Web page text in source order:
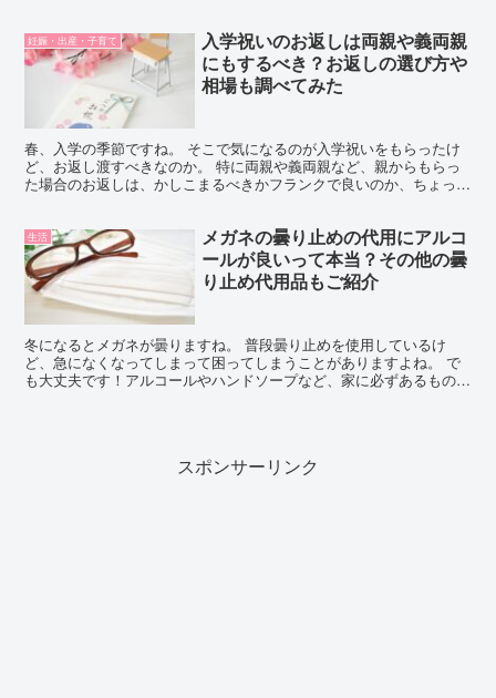
妊娠・出産・子育て
入学祝いのお返しは両親や義両親
にもするべき？お返しの選び方や
相場も調べてみた
春、入学の季節ですね。 そこで気になるのが入学祝いをもらったけ
ど、お返し渡すべきなのか。 特に両親や義両親など、親からもらっ
た場合のお返しは、かしこまるべきかフランクで良いのか、ちょっと
生活
メガネの曇り止めの代用にアルコ
ールが良いって本当？その他の曇
り止め代用品もご紹介
冬になるとメガネが曇りますね。 普段曇り止めを使用しているけ
ど、急になくなってしまって困ってしまうことがありますよね。 で
も大丈夫です！アルコールやハンドソープなど、家に必ずあるもので
スポンサーリンク